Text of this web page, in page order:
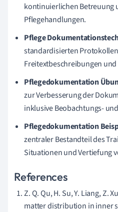
kontinuierlichen Betreuung
Pflegehandlungen.
Pflege
standardisierten
Freitextbeschreibungen
Pflegedokumentation
zur Verbesserung der
inklusive Beobachtungs-
Pflegedokumentation
zentraler Bestandteil des
Situationen und Vertiefung
References
Z. Q. Qu, H. Su, Y. Liang, Z.
matter distribution in inner